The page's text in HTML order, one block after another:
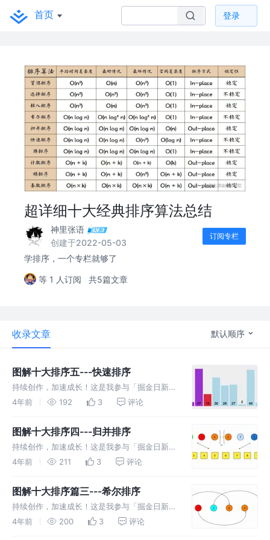
首页 登录
超详细十大经典排序算法总结
神里张语
创建于2022-05-03
订阅专栏
学排序，一个专栏就够了
等 1 人订阅 共5篇文章
收录文章 默认顺序
图解十大排序五---快速排序
持续创作，加速成长！这是我参与「掘金日新计
划 · 6 月更文挑战」的第5天，点击查看活动详
所要讲的第三种时间复杂度为 O(nlog2 n)的排
序方法，它就
4年前 192 3 评论
图解十大排序四---归并排序
持续创作，加速成长！这是我参与「掘金日新计
划 · 6 月更文挑战」的第4天，点击查看活动详
大家介绍了第一种时间复杂度为 O(nlog2 n)的
排序方法
4年前 211 3 评论
图解十大排序篇三---希尔排序
持续创作，加速成长！这是我参与「掘金日新计
划 · 6 月更文挑战」的第3天，点击查看活动详
4年前 200 3 评论